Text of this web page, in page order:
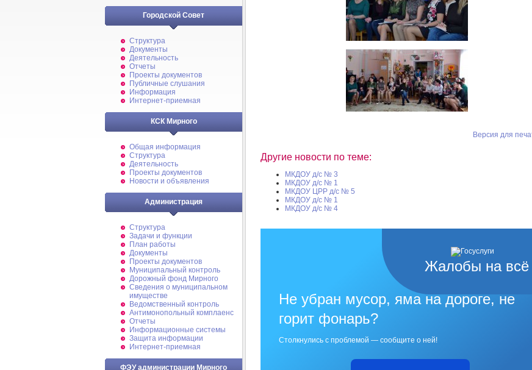
Городской Совет
Структура
Документы
Деятельность
Отчеты
Проекты документов
Публичные слушания
Информация
Интернет-приемная
КСК Мирного
Общая информация
Структура
Деятельность
Проекты документов
Новости и объявления
Администрация
Структура
Задачи и функции
План работы
Документы
Проекты документов
Муниципальный контроль
Дорожный фонд Мирного
Cведения о муниципальном
имуществе
Ведомственный контроль
Антимонопольный комплаенс
Отчеты
Информационные системы
Защита информации
Интернет-приемная
ФЭУ администрации Мирного
Версия для
Другие новости по теме:
МКДОУ д/с № 3
МКДОУ д/с № 1
МКДОУ ЦРР д/с № 5
МКДОУ д/с № 1
МКДОУ д/с № 4
Жалобы на всё
Не убран мусор, яма на дороге, не
горит фонарь?
Столкнулись с проблемой — сообщите о ней!